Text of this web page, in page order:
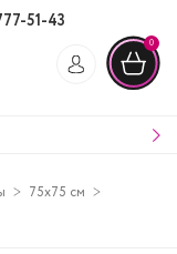
51-43
0
75х75 см